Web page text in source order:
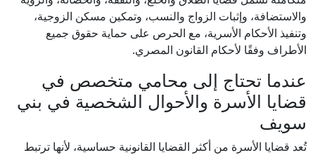
والاستضافة، وإثبات الزواج والنسب، وتمكين مسكن الزوجية،
وتنفيذ الأحكام الأسرية، مع الحرص على حماية حقوق جميع
الأطراف وفقًا لأحكام القانون المصري.
عندما تحتاج إلى محامي متخصص في
قضايا الأسرة والأحوال الشخصية في بني
سويف
تُعد قضايا الأسرة من أكثر القضايا القانونية حساسية، لأنها ترتبط